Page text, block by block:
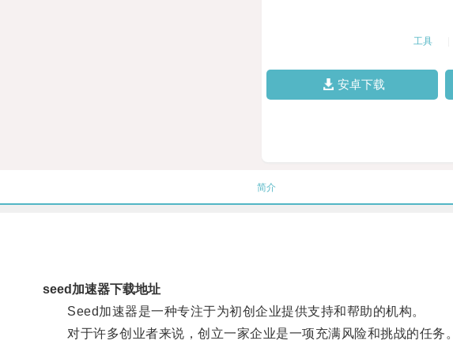
工具
安卓下载
简介
seed加速器下载地址
Seed加速器是一种专注于为初创企业提供支持和帮助的机构。
对于许多创业者来说，创立一家企业是一项充满风险和挑战的任务。